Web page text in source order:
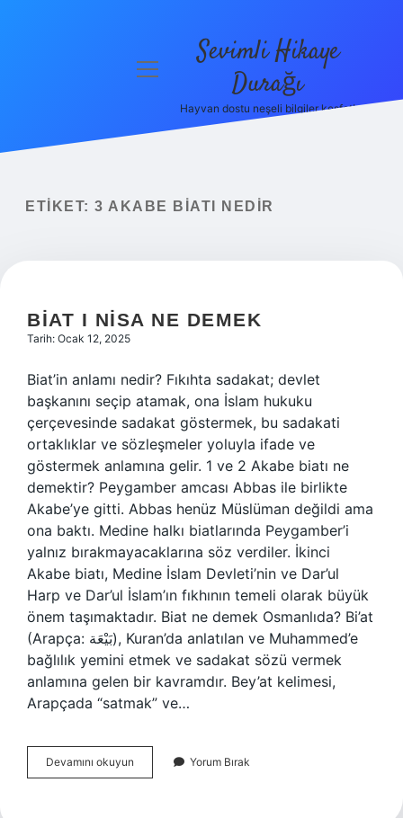
menüyü
Sevimli Hikaye
Durağı
Hayvan dostu neşeli bilgiler keşfet!
ETIKET: 3 AKABE BIATI NEDIR
BIAT I NISA NE DEMEK
Tarih: Ocak 12, 2025
Biat’in anlamı nedir? Fıkıhta sadakat; devlet
başkanını seçip atamak, ona İslam hukuku
çerçevesinde sadakat göstermek, bu sadakati
ortaklıklar ve sözleşmeler yoluyla ifade ve
göstermek anlamına gelir. 1 ve 2 Akabe biatı ne
demektir? Peygamber amcası Abbas ile birlikte
Akabe’ye gitti. Abbas henüz Müslüman değildi ama
ona baktı. Medine halkı biatlarında Peygamber’i
yalnız bırakmayacaklarına söz verdiler. İkinci
Akabe biatı, Medine İslam Devleti’nin ve Dar’ul
Harp ve Dar’ul İslam’ın fıkhının temeli olarak büyük
önem taşımaktadır. Biat ne demek Osmanlıda? Bi’at
(Arapça: بَيْعَة), Kuran’da anlatılan ve Muhammed’e
bağlılık yemini etmek ve sadakat sözü vermek
anlamına gelen bir kavramdır. Bey’at kelimesi,
Arapçada “satmak” ve…
Devamını okuyun
I
Yorum Bırak